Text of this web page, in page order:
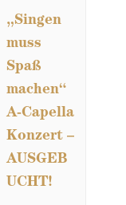
„Singen
muss
Spaß
machen“
A-Capella
Konzert –
AUSGEB
UCHT!